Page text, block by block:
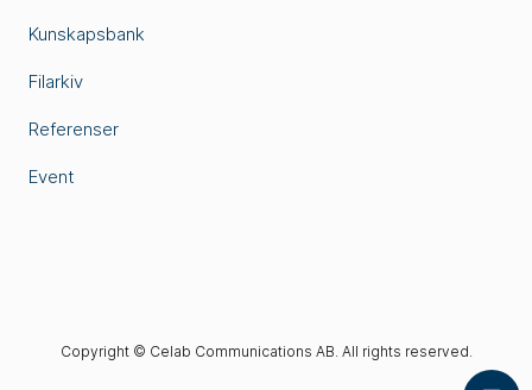
Kunskapsbank
Filarkiv
Referenser
Event
Copyright © Celab Communications AB. All rights reserved.